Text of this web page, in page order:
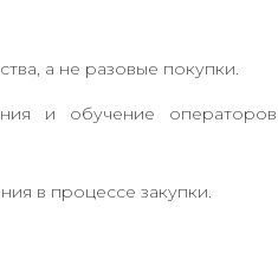
а не разовые покупки.
и обучение
в процессе закупки.